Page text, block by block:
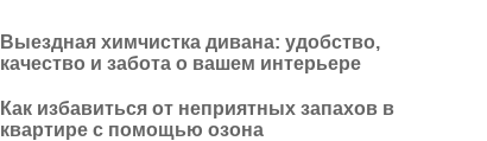
Выездная химчистка дивана: удобство,
качество и забота о вашем интерьере
Как избавиться от неприятных запахов в
квартире с помощью озона